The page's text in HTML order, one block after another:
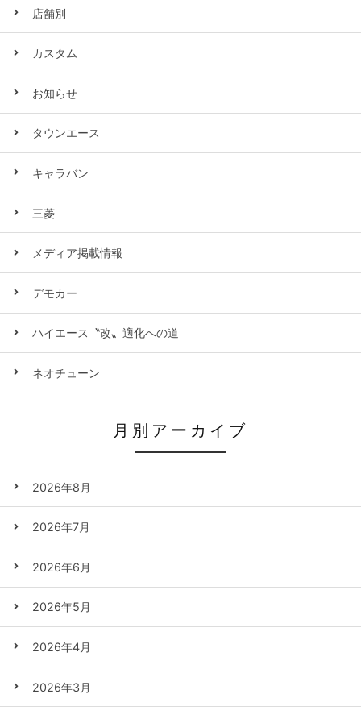
店舗別
カスタム
お知らせ
タウンエース
キャラバン
三菱
メディア掲載情報
デモカー
ハイエース〝改〟適化への道
ネオチューン
月別アーカイブ
2026年8月
2026年7月
2026年6月
2026年5月
2026年4月
2026年3月